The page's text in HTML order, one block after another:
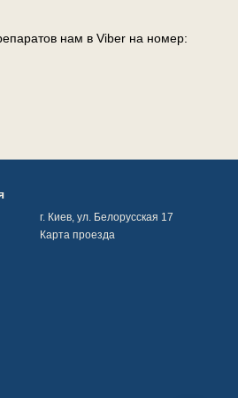
нам в Viber на номер:
г. Киев, ул. Белорусская 17
Карта проезда